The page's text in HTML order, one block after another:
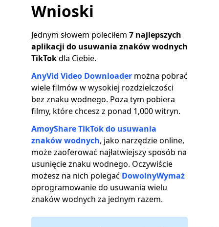
Wnioski
Jednym słowem poleciłem 7 najlepszych
aplikacji do usuwania znaków wodnych
TikTokdla Ciebie.
AnyVid Video Downloader można pobrać
wiele filmów w wysokiej rozdzielczości
bez znaku wodnego. Poza tym pobiera
filmy, które chcesz z ponad 1,000 witryn.
AmoyShare TikTok do usuwania
znaków wodnych, jako narzędzie online,
może zaoferować najłatwiejszy sposób na
usunięcie znaku wodnego. Oczywiście
możesz na nich polegać DowolnyWymaż
oprogramowanie do usuwania wielu
znaków wodnych za jednym razem.